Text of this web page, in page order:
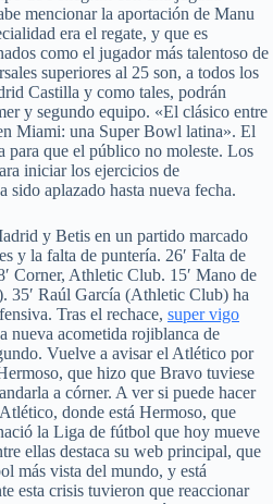
mencionar la aportación de Manu
era el regate, y que es
como el jugador más talentoso de
superiores al 25 son, a todos los
Castilla y como tales, podrán
y segundo equipo. «El clásico entre
Miami: una Super Bowl latina». El
para que el público no moleste. Los
iniciar los ejercicios de
sido aplazado hasta nueva fecha.
y Betis en un partido marcado
y la falta de puntería. 26′ Falta de
Corner, Athletic Club. 15′ Mano de
35′ Raúl García (Athletic Club) ha
Tras el rechace, super vigo
nueva acometida rojiblanca de
Vuelve a avisar el Atlético por
que hizo que Bravo tuviese
a córner. A ver si puede hacer
donde está Hermoso, que
la Liga de fútbol que hoy mueve
ellas destaca su web principal, que
más vista del mundo, y está
esta crisis tuvieron que reaccionar